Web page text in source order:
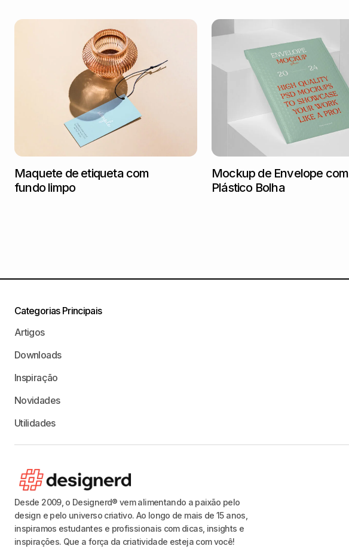
Maquete de etiqueta com
fundo limpo
Mockup de Envelope com
Plástico Bolha
Desde 2009, o Designerd® vem alimentando a paixão pelo
design e pelo universo criativo. Ao longo de mais de 15 anos,
inspiramos estudantes e profissionais com dicas, insights e
inspirações. Que a força da criatividade esteja com você!
Categorias Principais
Artigos
Downloads
Inspiração
Novidades
Utilidades